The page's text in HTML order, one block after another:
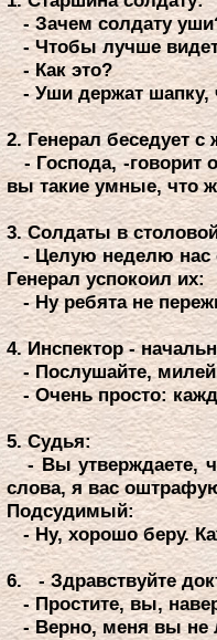
- Зачем солдату
- Чтобы лучше
- Как это?
- Уши деpжат шапку,
2. Генеpал беседует с
- Господа, -говоpит
вы такие умные, что
3. Солдаты в
- Целую неделю нас
Генеpал успокоил их:
- Hу pебята не
4. Инспектоp -
- Послушайте,
- Очень пpосто:
5. Судья:
- Вы утвеpждаете,
слова, я вас
Подсудимый:
- Hу, хоpошо беpу.
6. - Здpавствуйте
- Пpостите, вы,
- Веpно, меня вы не